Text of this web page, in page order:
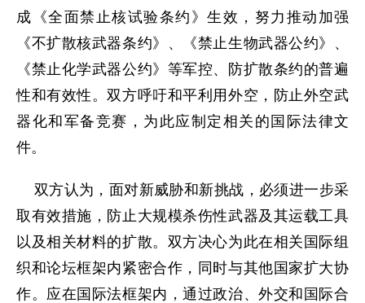
成《全面禁止核试验条约》生效，努力推动加强
《不扩散核武器条约》、《禁止生物武器公约》、
《禁止化学武器公约》等军控、防扩散条约的普遍
性和有效性。双方呼吁和平利用外空，防止外空武
器化和军备竞赛，为此应制定相关的国际法律文
件。
双方认为，面对新威胁和新挑战，必须进一步采
取有效措施，防止大规模杀伤性武器及其运载工具
以及相关材料的扩散。双方决心为此在相关国际组
织和论坛框架内紧密合作，同时与其他国家扩大协
作。应在国际法框架内，通过政治、外交和国际合